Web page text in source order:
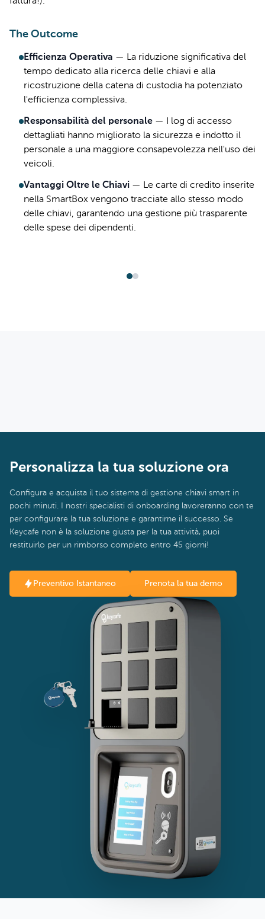
The Outcome
Efficienza Operativa — La riduzione significativa del
tempo dedicato alla ricerca delle chiavi e alla
ricostruzione della catena di custodia ha potenziato
l'efficienza complessiva.
Responsabilità del personale —
I log di accesso
dettagliati hanno migliorato la sicurezza e indotto il
personale a una maggiore consapevolezza nell'uso dei
veicoli.
Vantaggi Oltre le Chiavi — Le carte di credito inserite
nella SmartBox vengono tracciate allo stesso modo
delle chiavi, garantendo una gestione più trasparente
delle spese dei dipendenti.
Personalizza la tua soluzione ora
Configura e acquista il tuo sistema di gestione chiavi smart in
pochi minuti. I nostri specialisti di onboarding lavoreranno con te
per configurare la tua soluzione e garantirne il successo. Se
Keycafe non è la soluzione giusta per la tua attività, puoi
restituirlo per un rimborso completo entro 45 giorni!
Preventivo Istantaneo Prenota la tua demo